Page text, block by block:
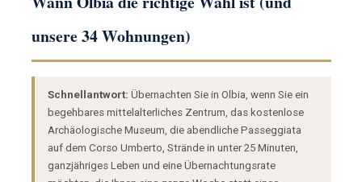
unsere 34 Wohnungen)
Schnellantwort: Übernachten Sie in Olbia, wenn Sie ein
begehbares mittelalterliches Zentrum, das kostenlose
Archäologische Museum, die abendliche Passeggiata
auf dem Corso Umberto, Strände in unter 25 Minuten,
ganzjähriges Leben und eine Übernachtungsrate